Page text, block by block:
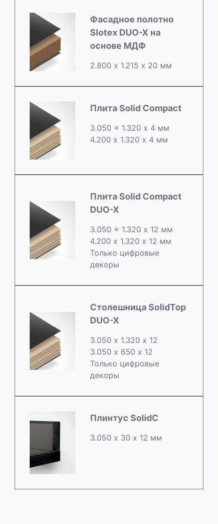
Фасадное полотно
Slotex DUO-X на
основе МДФ
2.800 х 1.215 х 20 мм
Плита Solid Compact
3.050 x 1.320 х 4 мм
4.200 x 1.320 х 4 мм
Плита Solid Compact
DUO-X
3.050 x 1.320 х 12 мм
4.200 x 1.320 х 12 мм
Только цифровые
декоры
Столешница SolidTop
DUO-X
3.050 х 1.320 х 12
3.050 x 650 х 12
Только цифровые
декоры
Плинтус SolidC
3.050 х 30 х 12 мм